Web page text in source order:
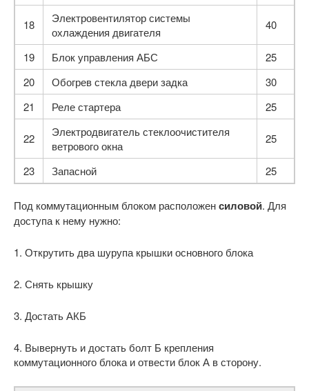
18
Электровентилятор системы
охлаждения двигателя
40
19 Блок управления АБС
25
20
Обогрев стекла двери задка
30
21
Реле стартера 25
22
Электродвигатель стеклоочистителя
ветрового окна
25
23 Запасной 25
Под коммутационным блоком расположенсиловой. Для
доступа к нему нужно:
1. Открутить два шурупа крышки основного блока
2. Снять крышку
3. Достать АКБ
4. Вывернуть и достать болт Б крепле­ния
коммутационного блока и отвести блок А в сторону.